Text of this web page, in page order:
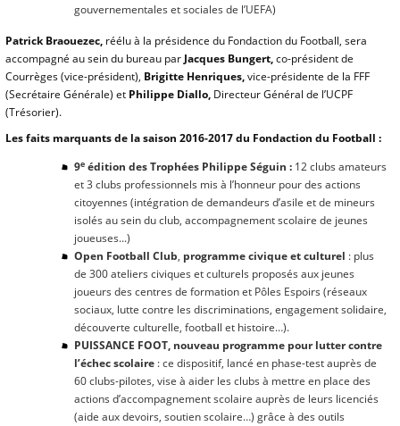
gouvernementales et sociales de l’UEFA)
Patrick Braouezec,réélu à la présidence du Fondaction du Football, sera
accompagné au sein du bureau par Jacques Bungert,co-président de
Courrèges (vice-président), Brigitte Henriques,vice-présidente de la FFF
(Secrétaire Générale) et Philippe Diallo, Directeur Général de l’UCPF
(Trésorier).
Les faits marquants de la saison 2016-2017 du Fondaction du Football :
9eédition des Trophées Philippe Séguin : 12 clubs amateurs
et 3 clubs professionnels mis à l’honneur pour des actions
citoyennes (intégration de demandeurs d’asile et de mineurs
isolés au sein du club, accompagnement scolaire de jeunes
joueuses...)
Open Football Club, programme civique et culturel : plus
de 300 ateliers civiques et culturels proposés aux jeunes
joueurs des centres de formation et Pôles Espoirs (réseaux
sociaux, lutte contre les discriminations, engagement solidaire,
découverte culturelle, football et histoire…).
PUISSANCE FOOT, nouveau programme pour lutter contre
l’échec scolaire: ce dispositif, lancé en phase-test auprès de
60 clubs-pilotes, vise à aider les clubs à mettre en place des
actions d’accompagnement scolaire auprès de leurs licenciés
(aide aux devoirs, soutien scolaire…) grâce à des outils